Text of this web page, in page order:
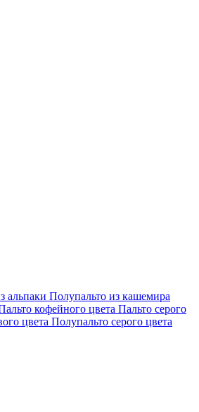
альпаки Полупальто из кашемира
кофейного цвета Пальто серого
цвета Полупальто серого цвета